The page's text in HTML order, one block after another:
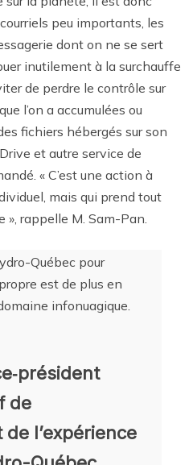
peu importants, les
dont on ne se sert
inutilement à la surchauffe
de perdre le contrôle sur
l’on a accumulées ou
fichiers hébergés sur son
et autre service de
« C’est une action à
mais qui prend tout
», rappelle M. Sam-Pan.
Québec pour
est de plus en
infonuagique.
de
de l’expérience